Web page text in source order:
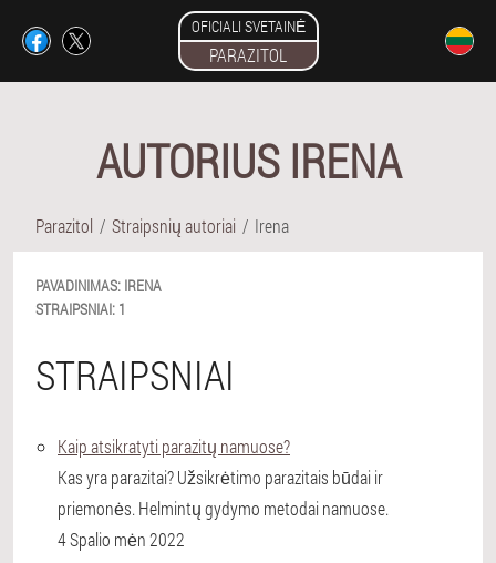
OFICIALI SVETAINĖ
PARAZITOL
AUTORIUS IRENA
Parazitol Straipsnių autoriai Irena
PAVADINIMAS: IRENA
STRAIPSNIAI: 1
STRAIPSNIAI
Kaip atsikratyti parazitų namuose?
Kas yra parazitai? Užsikrėtimo parazitais būdai ir
priemonės. Helmintų gydymo metodai namuose.
4 Spalio mėn 2022